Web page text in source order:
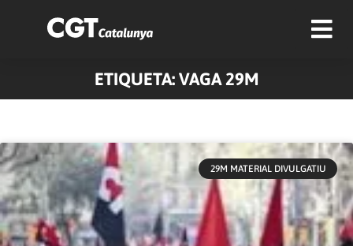
ETIQUETA: VAGA 29M
29M MATERIAL DIVULGATIU